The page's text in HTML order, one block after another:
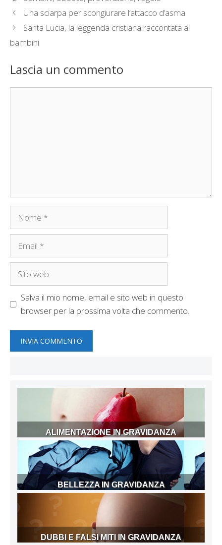
Una sciarpa per scongiurare l’attacco d’asma
Santa Lucia, la leggenda cristiana raccontata ai
bambini
Lascia un commento
Nome
Email
Sito
Salva il mio nome, email e sito web in questo
browser per la prossima volta che commento.
ALIMENTAZIONE IN GRAVIDANZA
BELLEZZA IN GRAVIDANZA
DUBBI E FALSI MITI IN GRAVIDANZA